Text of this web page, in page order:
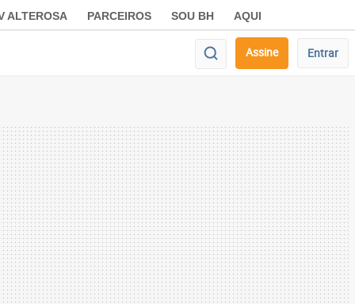
ALTEROSA PARCEIROS SOU BH AQUI
Assine Entrar